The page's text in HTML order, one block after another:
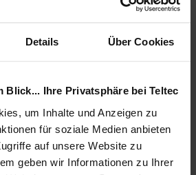
Details Über Cookies
Blick... Ihre Privatsphäre bei Teltec
um Inhalte und Anzeigen zu
für soziale Medien anbieten
auf unsere Website zu
geben wir Informationen zu Ihrer
Produktsicherheit
sind verfübar......mehr
LeMark ansehen